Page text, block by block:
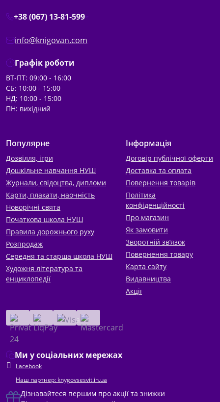
+38 (067) 13-81-599
info@knigovan.com
Графік роботи
ВТ-ПТ: 09:00 - 16:00
СБ: 10:00 - 15:00
НД: 10:00 - 15:00
ПН: вихідний
Популярне
Дозвілля, ігри
Дошкільне навчання НУШ
Журнали, свідоцтва, дипломи
Карти, плакати, наочність
Новорічні свята
Початкова школа НУШ
Правила дорожнього руху
Розпродаж
Середня та старша школа НУШ
Художня література та
енциклопедії
Інформація
Договір публічної оферти
Доставка та оплата
Повернення товарів
Політика
конфіденційності
Про магазин
Як замовити
Зворотній зв’язок
Повернення товару
Карта сайту
Видавництва
Акції
Ми у соціальних мережах
Facebook
Наш партнер: knygovsesvit.in.ua
Дізнавайтеся першим про акції та знижки